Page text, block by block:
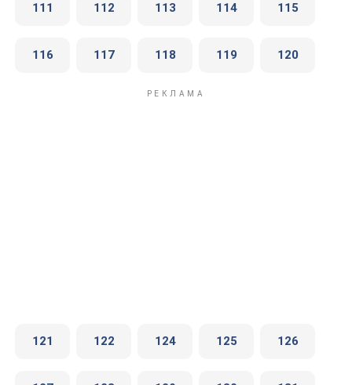
111 112 113 114 115
116 117 118 119 120
121 122 124 125 126